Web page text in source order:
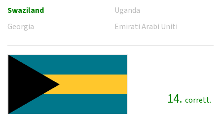
Swaziland
Georgia
Uganda
Emirati Arabi Uniti
14. corrett.